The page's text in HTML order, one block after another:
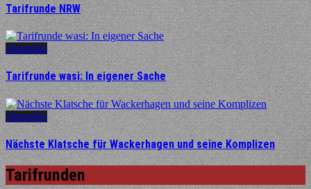
Tarifrunde NRW
Aktuelles
Tarifrunde wasi: In eigener Sache
Aktuelles
Nächste Klatsche für Wackerhagen und seine Komplizen
Tarifrunden